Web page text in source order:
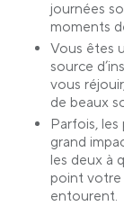
journées
moments
Vous êtes
source
vous
de beaux
Parfois,
grand
les deux à
point votre
entourent.